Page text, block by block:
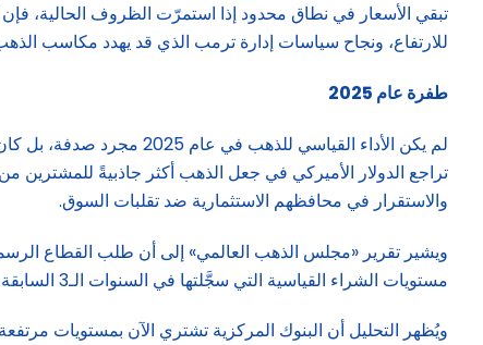
تبقي الأسعار في نطاق محدود إذا استمرّت الظروف الحالية، فإن
للارتفاع، ونجاح سياسات إدارة ترمب الذي قد يهدد مكاسب
طفرة عام 2025
لم يكن الأداء القياسي
تراجع الدولار الأميركي في جعل الذهب أكثر جاذبيةً
والاستقرار في محافظهم الاستثمارية ضد تقلبات السوق.
ويشير تقرير «مجلس الذهب العالمي» إلى أن طلب القطاع
مستويات الشراء القياسية التي سجَّلتها في السنوات الـ3 السابقة، فقد استمرّت في عام 2025 بـ«موجة الشراء»، حيث بقي الطلب أعلى بكثير من المتوسط التاريخي.
ويُظهر التحليل أن البنوك المركزية تشتري الآن بمستويات